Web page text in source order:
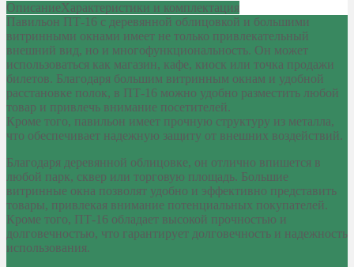
ОписаниеХарактеристики и комплектация
Павильон ПТ-16 с деревянной облицовкой и большими
витринными окнами имеет не только привлекательный
внешний вид, но и многофункциональность. Он может
использоваться как магазин, кафе, киоск или точка продажи
билетов. Благодаря большим витринным окнам и удобной
расстановке полок, в ПТ-16 можно удобно разместить любой
товар и привлечь внимание посетителей.
Кроме того, павильон имеет прочную структуру из металла,
что обеспечивает надежную защиту от внешних воздействий.
Благодаря деревянной облицовке, он отлично впишется в
любой парк, сквер или торговую площадь. Большие
витринные окна позволят удобно и эффективно представить
товары, привлекая внимание потенциальных покупателей.
Кроме того, ПТ-16 обладает высокой прочностью и
долговечностью, что гарантирует долговечность и надежность
использования.